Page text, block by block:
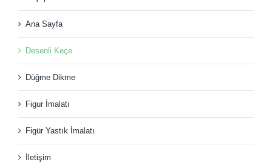
Ana Sayfa
Desenli Keçe
Düğme Dikme
Figur İmalatı
Figür Yastık İmalatı
İletişim